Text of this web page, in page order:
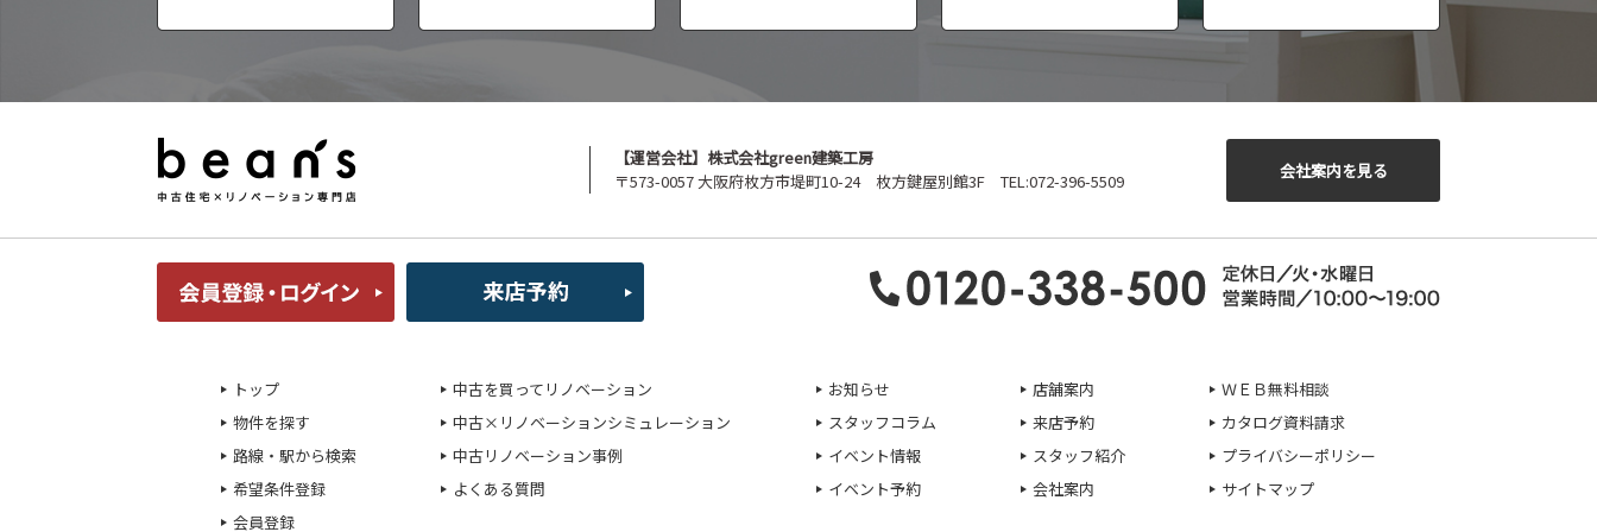
【運営会社】株式会社green建築工房
〒573-0057 大阪府枚方市堤町10-24 枚方鍵屋別館3F TEL:072-396-5509
会社案内を見る
トップ
物件を探す
路線・駅から検索
希望条件登録
会員登録
中古を買ってリノベーション
中古×リノベーションシミュレーション
中古リノベーション事例
よくある質問
お知らせ
スタッフコラム
イベント情報
イベント予約
店舗案内
来店予約
スタッフ紹介
会社案内
ＷＥＢ無料相談
カタログ資料請求
プライバシーポリシー
サイトマップ